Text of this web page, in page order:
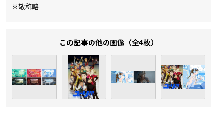
※敬称略
この記事の他の画像（全4枚）